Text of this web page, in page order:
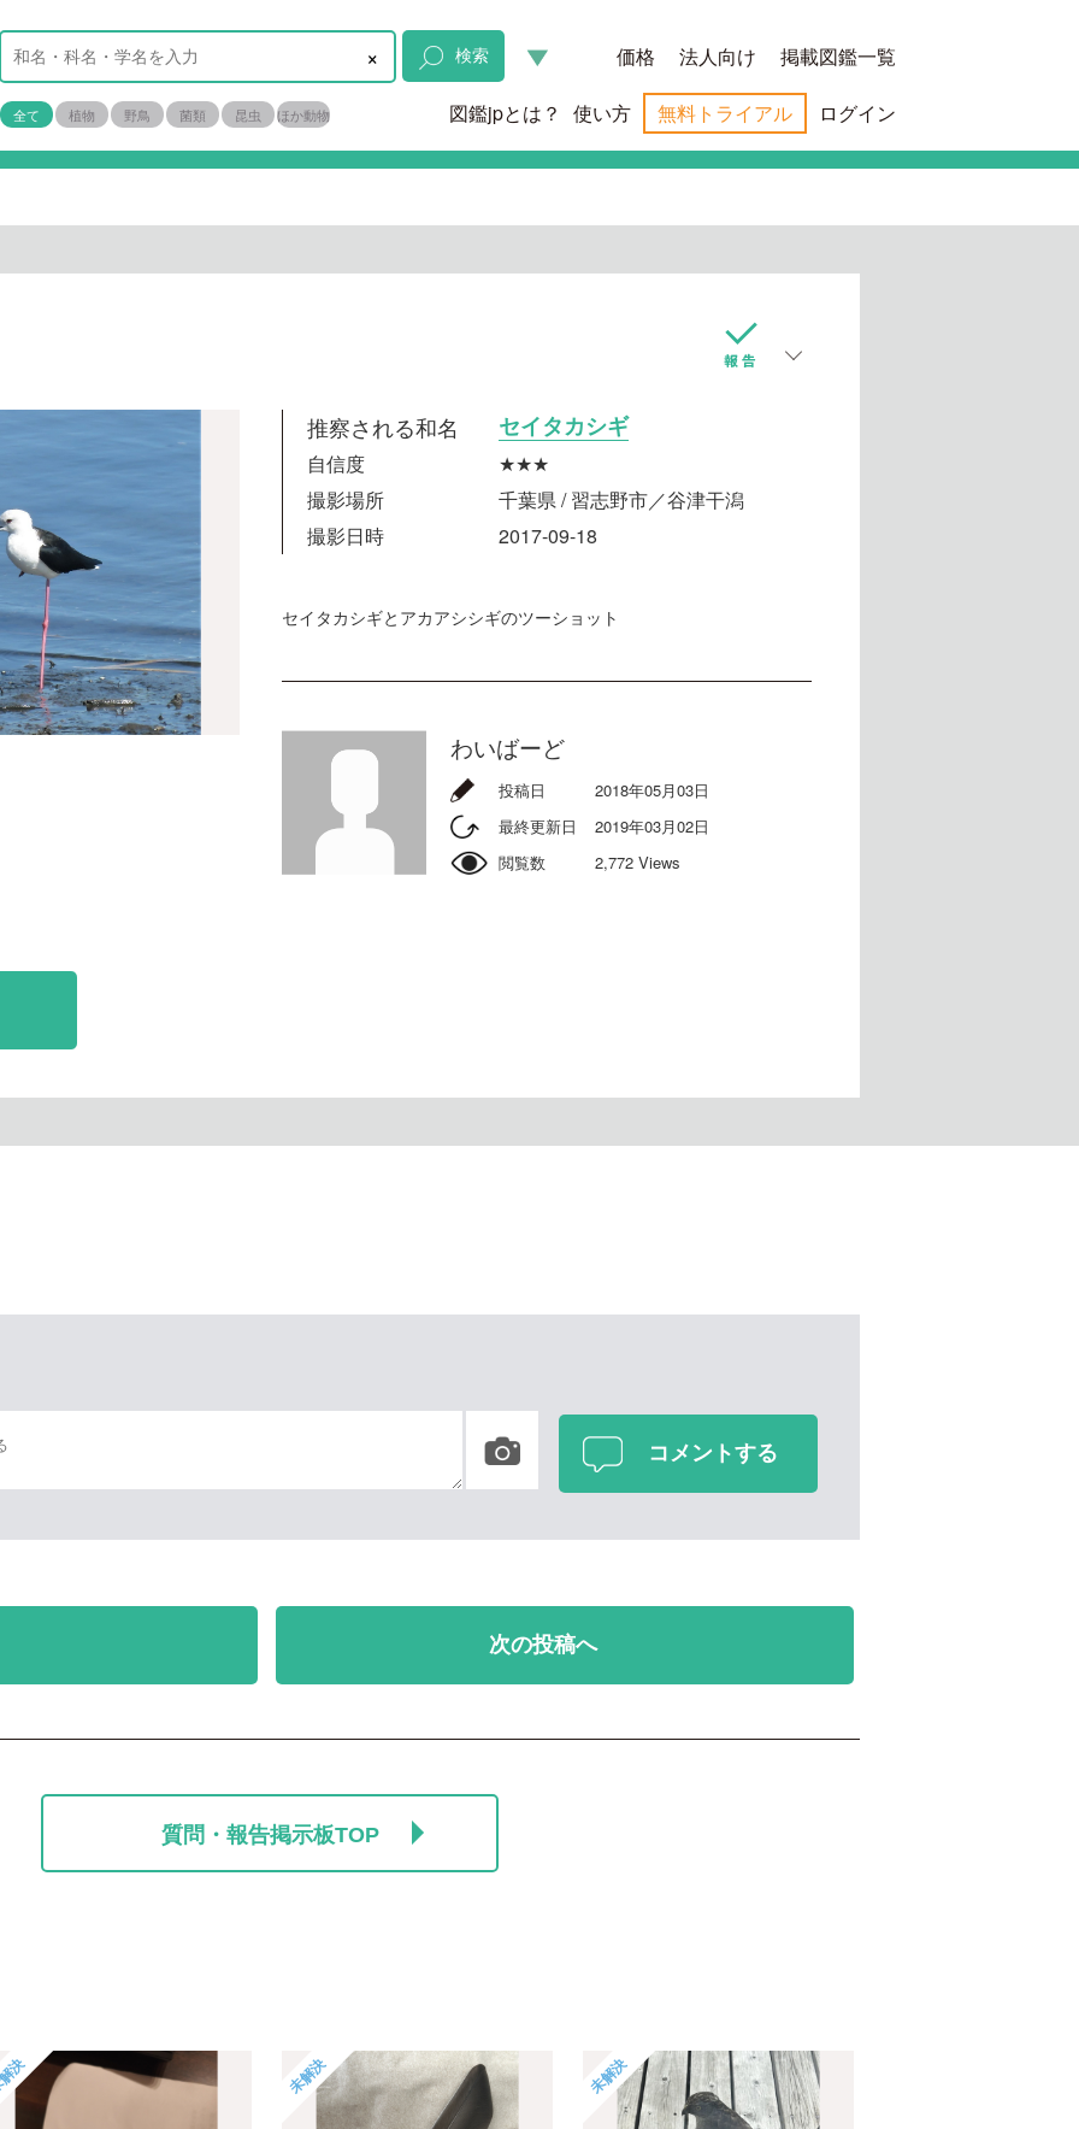
× 検索
全て 植物 野鳥 菌類 昆虫 ほか動物
価格 法人向け 掲載図鑑一覧
図鑑jpとは？ 使い方 無料トライアル ログイン
推察される和名 セイタカシギ
自信度
★★★
撮影場所
千葉県 / 習志野市／谷津干潟
撮影日時
2017-09-18
セイタカシギとアカアシシギのツーショット
わいばーど
投稿日
2018年05月03日
最終更新日
2019年03月02日
閲覧数
2,772 Views
次の投稿へ
質問・報告掲示板TOP
決 未解決 未解決